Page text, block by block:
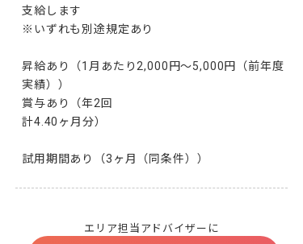
支給します
※いずれも別途規定あり
昇給あり（1月あたり2,000円～5,000円（前年度
実績））
賞与あり（年2回
計4.40ヶ月分）
試用期間あり（3ヶ月（同条件））
エリア担当アドバイザーに